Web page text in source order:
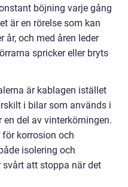
böjning varje gång
är en rörelse som kan
år, och med åren leder
spricker eller bryts
är kablagen istället
i bilar som används i
del av vinterkörningen.
korrosion och
isolering och
att stoppa när det